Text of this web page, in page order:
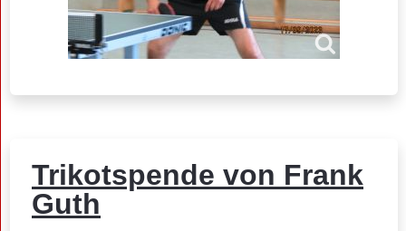
Trikotspende von Frank
Guth